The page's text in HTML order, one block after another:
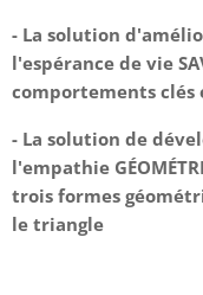
- La solution
l'espérance de vie
comportements
- La solution de
l'empathie
trois formes
le triangle